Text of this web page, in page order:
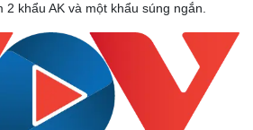
Sành điệu
Tin Công nghệ
Trải nghiệm
Chuyển đổi số
khẩu AK và một khẩu súng ngắn.